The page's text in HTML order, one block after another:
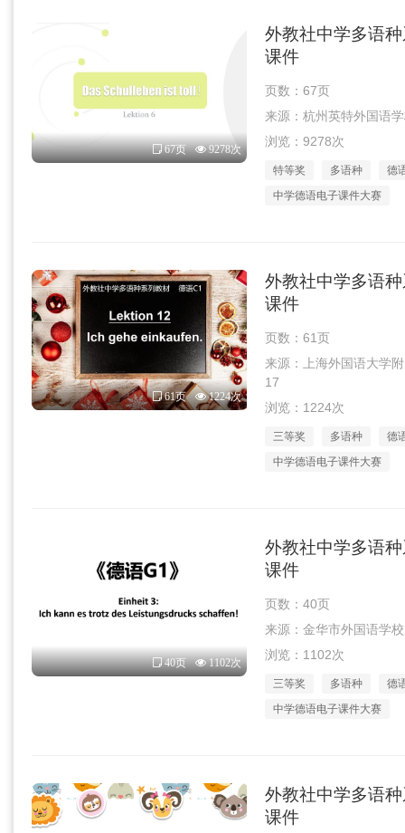
67页 9278次
外教社中学多语
课件
页数：67页
来源：杭州英特外国语
浏览：9278次
特等奖 多语种
德
中学德语电子课件大赛
61页 1224次
外教社中学多语
课件
页数：61页
来源：上海外国语大学
17
浏览：1224次
三等奖 多语种
德
中学德语电子课件大赛
40页 1102次
外教社中学多语
课件
页数：40页
来源：金华市外国语学
浏览：1102次
三等奖 多语种
德
中学德语电子课件大赛
外教社中学多语
课件